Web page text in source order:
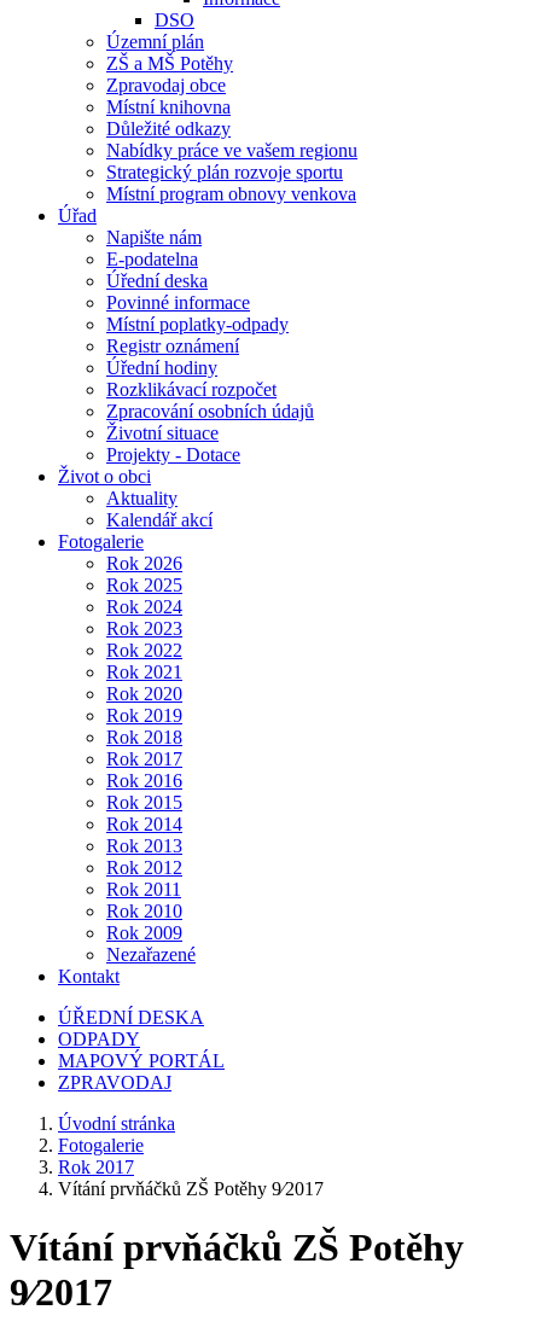
DSO
Územní plán
ZŠ a MŠ Potěhy
Zpravodaj obce
Místní knihovna
Důležité odkazy
Nabídky práce ve vašem regionu
Strategický plán rozvoje sportu
Místní program obnovy venkova
Úřad
Napište nám
E-podatelna
Úřední deska
Povinné informace
Místní poplatky-odpady
Registr oznámení
Úřední hodiny
Rozklikávací rozpočet
Zpracování osobních údajů
Životní situace
Projekty - Dotace
Život o obci
Aktuality
Kalendář akcí
Fotogalerie
Rok 2026
Rok 2025
Rok 2024
Rok 2023
Rok 2022
Rok 2021
Rok 2020
Rok 2019
Rok 2018
Rok 2017
Rok 2016
Rok 2015
Rok 2014
Rok 2013
Rok 2012
Rok 2011
Rok 2010
Rok 2009
Nezařazené
Kontakt
ÚŘEDNÍ DESKA
ODPADY
MAPOVÝ PORTÁL
ZPRAVODAJ
Úvodní stránka
Fotogalerie
Rok 2017
Vítání prvňáčků ZŠ Potěhy 9⁄2017
Vítání prvňáčků ZŠ Potěhy
9⁄2017